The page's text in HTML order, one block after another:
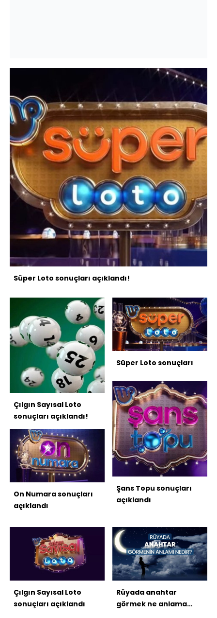
Süper Loto sonuçları açıklandı!
Çılgın Sayısal Loto
sonuçları açıklandı!
On Numara sonuçları
açıklandı
Süper Loto sonuçları
Şans Topu sonuçları
açıklandı
Çılgın Sayısal Loto
sonuçları açıklandı
Rüyada anahtar
görmek ne anlama